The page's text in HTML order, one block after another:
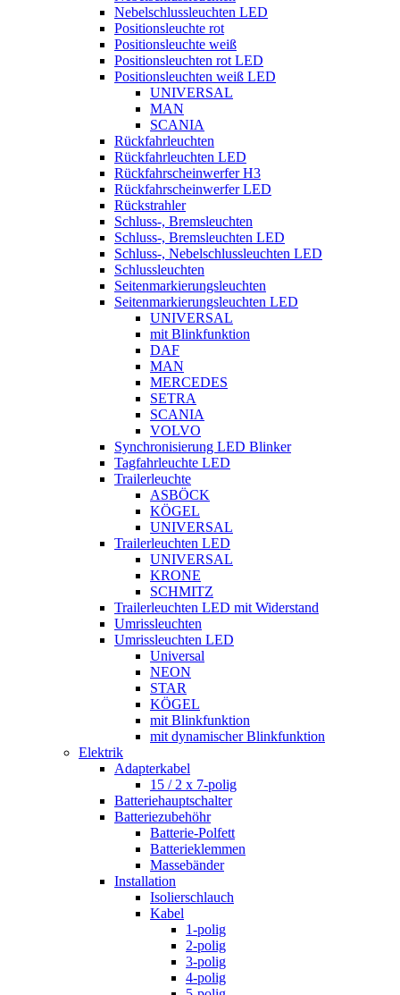
Nebelschlussleuchten LED
Positionsleuchte rot
Positionsleuchte weiß
Positionsleuchten rot LED
Positionsleuchten weiß LED
UNIVERSAL
MAN
SCANIA
Rückfahrleuchten
Rückfahrleuchten LED
Rückfahrscheinwerfer H3
Rückfahrscheinwerfer LED
Rückstrahler
Schluss-, Bremsleuchten
Schluss-, Bremsleuchten LED
Schluss-, Nebelschlussleuchten LED
Schlussleuchten
Seitenmarkierungsleuchten
Seitenmarkierungsleuchten LED
UNIVERSAL
mit Blinkfunktion
DAF
MAN
MERCEDES
SETRA
SCANIA
VOLVO
Synchronisierung LED Blinker
Tagfahrleuchte LED
Trailerleuchte
ASBÖCK
KÖGEL
UNIVERSAL
Trailerleuchten LED
UNIVERSAL
KRONE
SCHMITZ
Trailerleuchten LED mit Widerstand
Umrissleuchten
Umrissleuchten LED
Universal
NEON
STAR
KÖGEL
mit Blinkfunktion
mit dynamischer Blinkfunktion
Elektrik
Adapterkabel
15 / 2 x 7-polig
Batteriehauptschalter
Batteriezubehöhr
Batterie-Polfett
Batterieklemmen
Massebänder
Installation
Isolierschlauch
Kabel
1-polig
2-polig
3-polig
4-polig